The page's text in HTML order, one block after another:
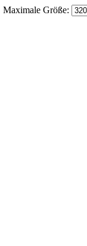
Maximale Größe: